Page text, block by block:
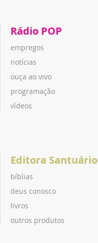
Rádio POP
empregos
notícias
ouça ao vivo
programação
vídeos
Editora Santuário
bíblias
deus conosco
livros
outros produtos